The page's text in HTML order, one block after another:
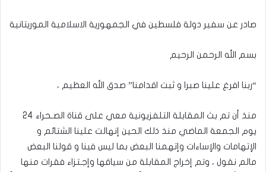
صادر عن سفير دولة فلسطين في الجمهورية الاسلامية الموريتانية
بسم الله الرحمن الرحيم
“ربنا افرغ علينا صبرا و ثبت اقدامنا” صدق الله العظيم ،
منذ أن تم بث المقابلة التلفزيونية معي على قناة الصـحراء 24
يوم الجمعة الماضي منذ ذلك الحين إنهالت علينا الشتائم و
الإتهامات والإساءات وإتهمنا البعض بما ليس فينا و قولنا البعض
مالم نقول ، وتم إخراج المقابلة من سياقها وإجـتزاء فقرات منها